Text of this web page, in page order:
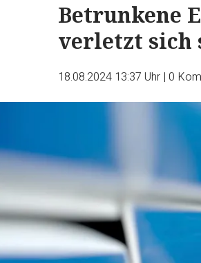
Betrunkene
verletzt sich
18.08.2024 13:37 Uhr | 0